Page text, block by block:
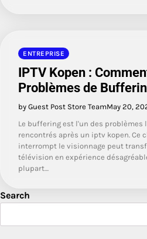
ENTREPRISE
IPTV Kopen :
Problèmes de
by Guest Post Store TeamMay 20,
Le buffering est l'un des
rencontrés après un iptv kopen. Ce
interrompt le visionnage peut
télévision en expérience
plupart…
Search